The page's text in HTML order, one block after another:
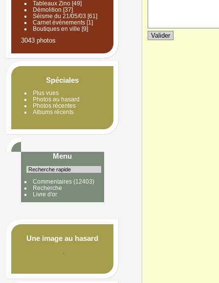
Tableaux Zino[49]
Démolition [37]
Séisme du 21/05/03 [61]
Carnet événements[1]
Boutiques en ville [9]
3043 photos
Spéciales
Plus vues
Photos au hasard
Photos récentes
Albums récents
Menu
Commentaires(12403)
Recherche
Livre d'or
Une image au hasard